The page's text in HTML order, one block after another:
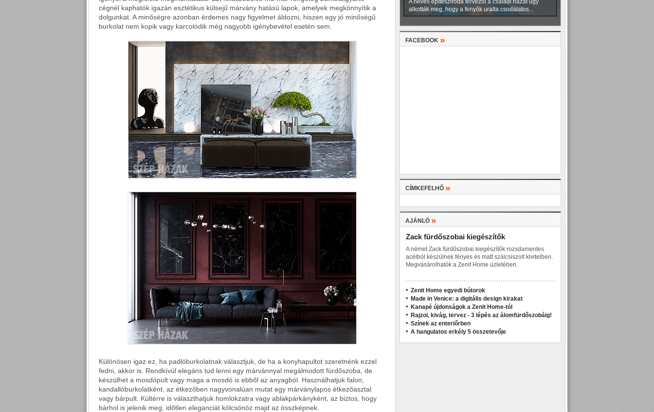
cégnél kaphatók igazán esztétikus külsejű márvány hatású lapok, amelyek megkönnyítik a
dolgunkat. A minőségre azonban érdemes nagy figyelmet áldozni, hiszen egy jó minőségű
burkolat nem kopik vagy karcolódik még nagyobb igénybevétel esetén sem.
Különösen igaz ez, ha padlóburkolatnak választjuk, de ha a konyhapultot szeretnénk ezzel
fedni, akkor is. Rendkívül elegáns tud lenni egy márvánnyal megálmodott fürdőszoba, de
készülhet a mosdópult vagy maga a mosdó is ebből az anyagból. Használhatjuk falon,
kandallóburkolatként, az étkezőben nagyvonalúan mutat egy márványlapos étkezőasztal
vagy bárpult. Kültérre is választhatjuk homlokzatra vagy ablakpárkányként, az biztos, hogy
bárhol is jelenik meg, időtlen eleganciát kölcsönöz majd az összképnek.
A neves építésziroda tervezői a családi házat úgy
alkották meg, hogy a fenyők uralta csodálatos...
FACEBOOK»
CÍMKEFELHŐ»
AJÁNLÓ»
Zack fürdőszobai kiegészítők
A német Zack fürdőszobai kiegészítők rozsdamentes
acélból készülnek fényes és matt szálcsiszolt kivitelben.
Megvásárolhatók a Zenit Home üzletében.
Zenit Home egyedi bútorok
Made in Venice: a digitális design kirakat
Kanapé újdonságok a Zenit Home-tól
Rajzol, kivág, tervez - 3 lépés az álomfürdőszobáig!
Színek az enteriőrben
A hangulatos erkély 5 összetevője